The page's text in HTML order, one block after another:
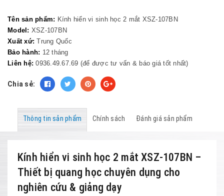
Tên sản phẩm: Kính hiển vi sinh học 2 mắt XSZ-107BN
Model: XSZ-107BN
Xuất xứ: Trung Quốc
Bảo hành: 12 tháng
Liên hệ: 0936.49.67.69 (để được tư vấn & báo giá tốt nhất)
Chia sẻ:
Thông tin sản phẩm Chính sách Đánh giá sản phẩm
Kính hiển vi sinh học 2 mắt XSZ-107BN –
Thiết bị quang học chuyên dụng cho
nghiên cứu & giảng dạy